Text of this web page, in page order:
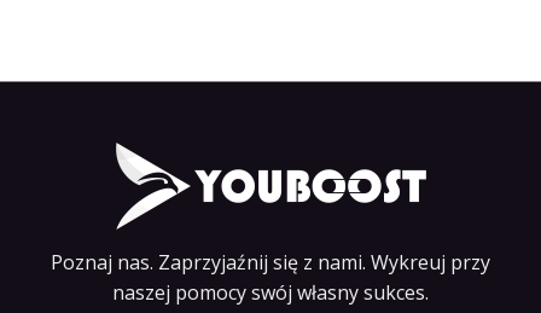
Poznaj nas. Zaprzyjaźnij się z nami. Wykreuj przy
naszej pomocy swój własny sukces.